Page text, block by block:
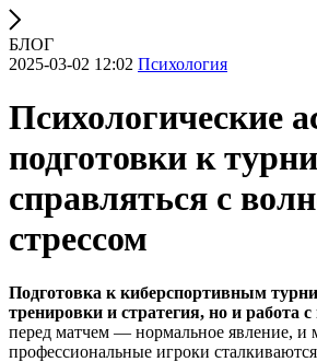
БЛОГ
2025-03-02 12:02 Психология
Психологические
подготовки к
справляться с
стрессом
Подготовка к киберспортивным
тренировки и стратегия, но и работа
перед матчем — нормальное явление, и
профессиональные игроки